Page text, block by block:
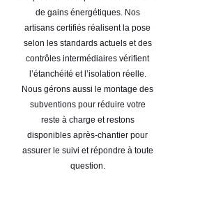
de gains énergétiques. Nos
artisans certifiés réalisent la pose
selon les standards actuels et des
contrôles intermédiaires vérifient
l’étanchéité et l’isolation réelle.
Nous gérons aussi le montage des
subventions pour réduire votre
reste à charge et restons
disponibles après-chantier pour
assurer le suivi et répondre à toute
question.